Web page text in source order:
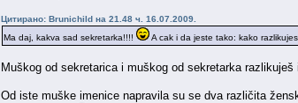
Цитирано: Brunichild на 21.48 ч. 16.07.2009.
Ma daj, kakva sad sekretarka!!!!
A cak i da jeste tako: kako
Muškog od sekretarica i muškog od sekretarka
Od iste muške imenice napravila su se dva različita